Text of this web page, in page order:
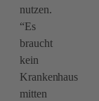
nutzen.
“Es
braucht
kein
Krankenhaus
mitten